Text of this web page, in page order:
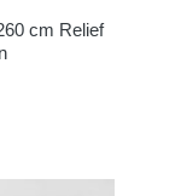
cm Relief